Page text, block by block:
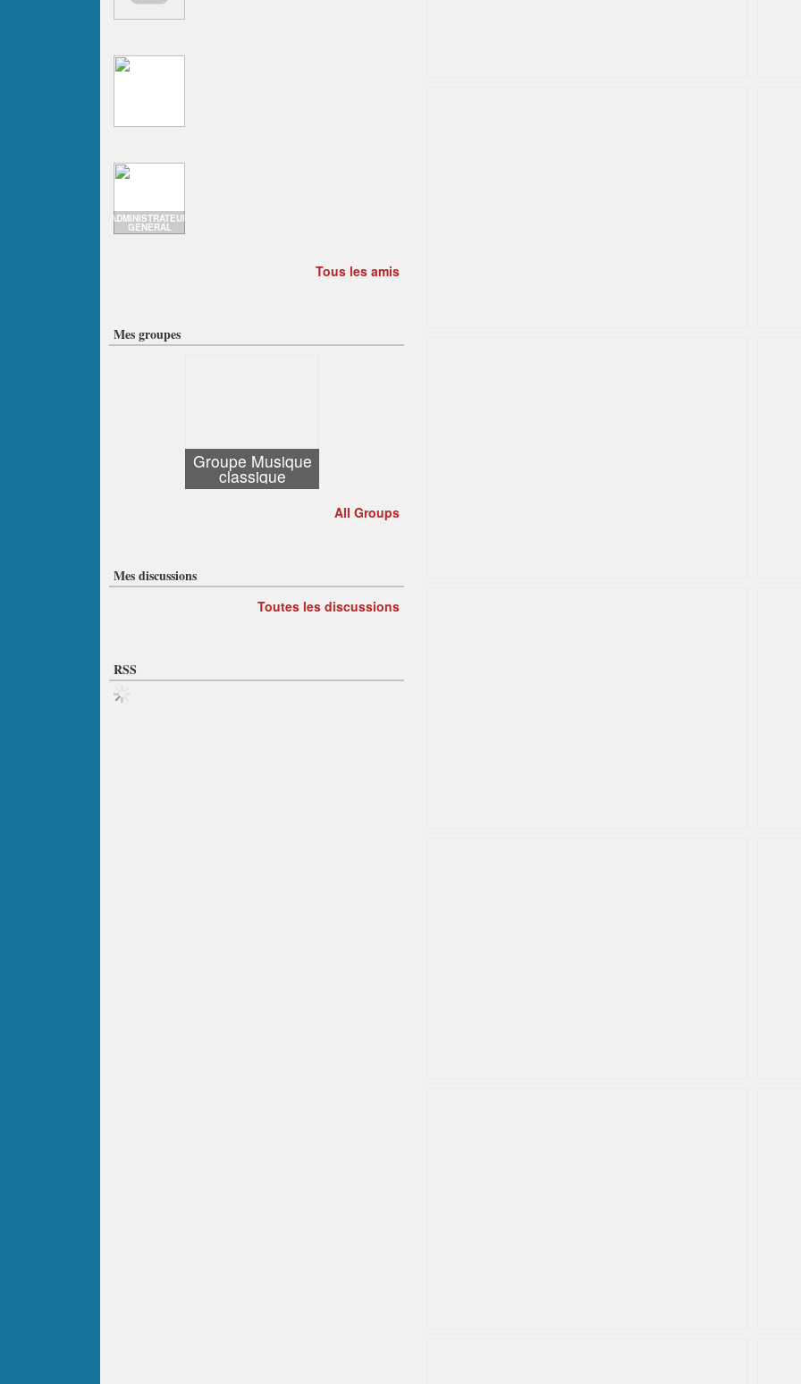
ADMINISTRATEUR
GENERAL
Tous les amis
Mes groupes
Groupe Musique
classique
All Groups
Mes discussions
Toutes les discussions
RSS